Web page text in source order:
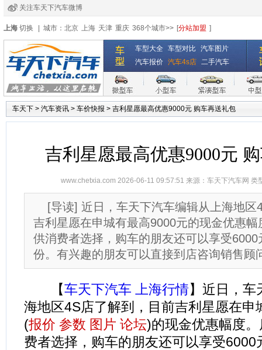
关注车天下汽车微博
经销商登录
注册 全国4s店
上海 切换 城市： 北京 上海 天津 重庆 368个城市>> [分站加盟 ]
车型大全 车型对比 汽车图片
汽车报价 汽车4s店 二手汽车
车天下 > 汽车资讯 > 车价快报 > 吉利星愿最高优惠9000元 购车再送礼包
吉利星愿最高优惠9000元
www.chetxia.com 2026-06-11 09:57:51 来源： 车天下汽车网 类
[导读] 近日，车天下汽车编辑从上海地区
吉利星愿在申城有最高9000元的现金优惠
供消费者选择，购车的朋友还可以享受
份。有兴趣的朋友可以直接到店咨询销售顾
【车天下汽车 上海行情】近日，车
海地区4S店了解到，目前吉利星愿在申
(报价 参数 图片 论坛)的现金优惠幅度
费者选择，购车的朋友还可以享受6000